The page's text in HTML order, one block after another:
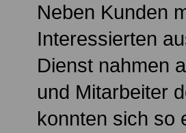
Neben Kunden
Interessierten
Dienst nahmen
und Mitarbeiter
konnten sich so